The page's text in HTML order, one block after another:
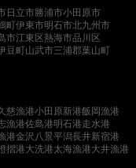
日立市勝浦市小田原市
町伊東市明石市北九州市
市江東区熱海市品川区
豆町山武市三浦郡葉山町
慈漁港小田原新港飯岡漁港
漁港佐島港明石港走水港
港金沢八景平潟長井新宿港
摺港大洗港太海漁港大井漁港